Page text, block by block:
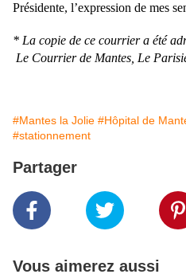
Présidente, l’expression de mes
* La copie de ce courrier a été
Le Courrier de Mantes, Le
#Mantes la Jolie #Hôpital de
#stationnement
Partager
Vous aimerez aussi